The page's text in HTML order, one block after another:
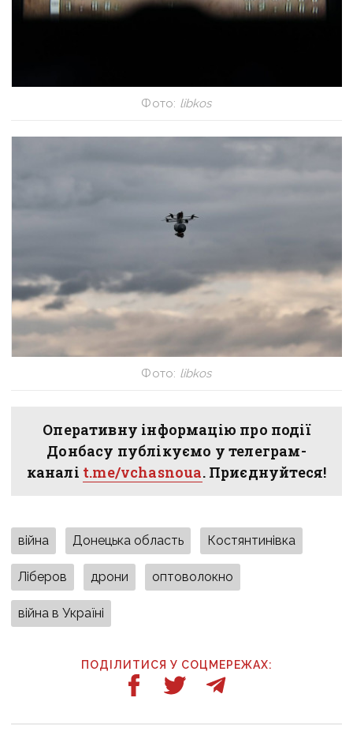
Фото: libkos
Фото: libkos
Оперативну інформацію про події
Донбасу публікуємо у телеграм-
каналі t.me/vchasnoua. Приєднуйтеся!
війна Донецька область Костянтинівка
Ліберов дрони оптоволокно
війна в Україні
ПОДІЛИТИСЯ У СОЦМЕРЕЖАХ: